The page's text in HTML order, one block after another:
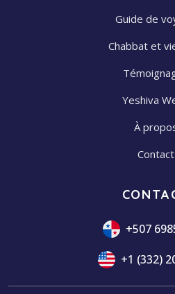
Guide de
Chabbat et
Yeshiva
À
Contact
+507
+1 (332)